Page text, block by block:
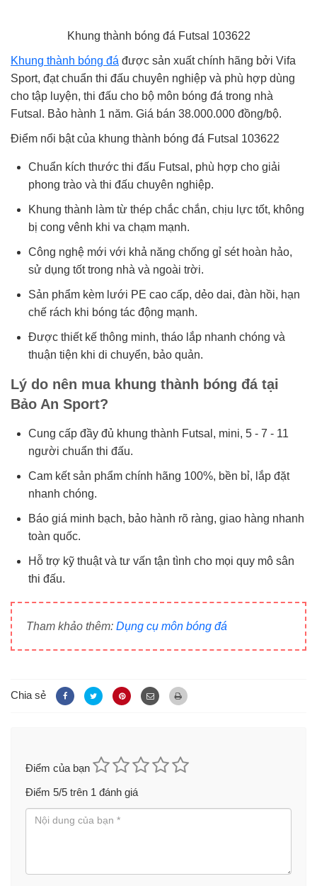
Khung thành bóng đá Futsal 103622
Khung thành bóng đá được sản xuất chính hãng bởi Vifa
Sport, đạt chuẩn thi đấu chuyên nghiệp và phù hợp dùng
cho tập luyện, thi đấu cho bộ môn bóng đá trong nhà
Futsal. Bảo hành 1 năm. Giá bán 38.000.000 đồng/bộ.
Điểm nổi bật của khung thành bóng đá Futsal 103622
Chuẩn kích thước thi đấu Futsal, phù hợp cho giải
phong trào và thi đấu chuyên nghiệp.
Khung thành làm từ thép chắc chắn, chịu lực tốt, không
bị cong vênh khi va chạm mạnh.
Công nghệ mới với khả năng chống gỉ sét hoàn hảo,
sử dụng tốt trong nhà và ngoài trời.
Sản phẩm kèm lưới PE cao cấp, dẻo dai, đàn hồi, hạn
chế rách khi bóng tác động mạnh.
Được thiết kế thông minh, tháo lắp nhanh chóng và
thuận tiện khi di chuyển, bảo quản.
Lý do nên mua khung thành bóng đá tại
Bảo An Sport?
Cung cấp đầy đủ khung thành Futsal, mini, 5 - 7 - 11
người chuẩn thi đấu.
Cam kết sản phẩm chính hãng 100%, bền bỉ, lắp đặt
nhanh chóng.
Báo giá minh bạch, bảo hành rõ ràng, giao hàng nhanh
toàn quốc.
Hỗ trợ kỹ thuật và tư vấn tận tình cho mọi quy mô sân
thi đấu.
Tham khảo thêm: Dụng cụ môn bóng đá
Chia sẻ
Điểm của bạn
Điểm 5/5 trên 1 đánh giá